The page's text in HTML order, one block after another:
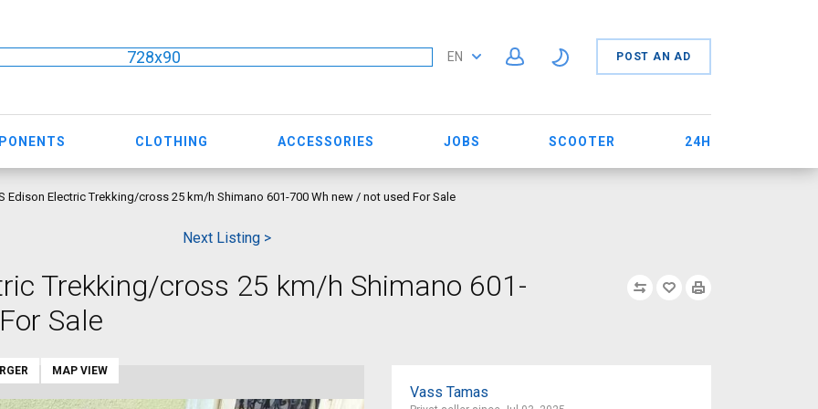
728x90 EN POST AN AD
CLOTHING ACCESSORIES JOBS SCOOTER 24H
Edison Electric Trekking/cross 25 km/h Shimano 601-700 Wh new / not used For Sale
Next Listing >
Trekking/cross 25 km/h Shimano 601-
Sale
Vass Tamas
MAP VIEW